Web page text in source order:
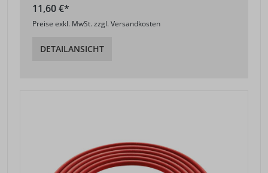
11,60 €*
Preise exkl. MwSt. zzgl. Versandkosten
DETAILANSICHT